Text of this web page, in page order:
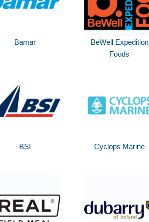
Bamar
BeWell Expedition
Foods
BSI Cyclops Marine